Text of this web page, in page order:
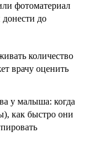
фотоматериал
до
количество
врачу оценить
у малыша: когда
как быстро они